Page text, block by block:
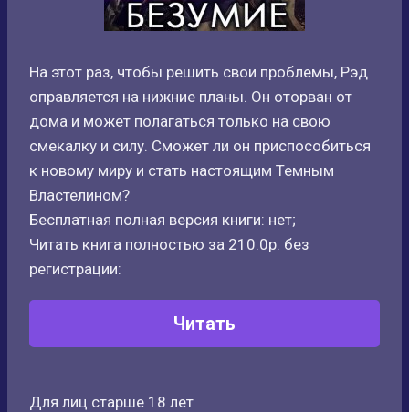
На этот раз, чтобы решить свои проблемы, Рэд
оправляется на нижние планы. Он оторван от
дома и может полагаться только на свою
смекалку и силу. Сможет ли он приспособиться
к новому миру и стать настоящим Темным
Властелином?
Бесплатная полная версия книги: нет;
Читать книга полностью за 210.0р. без
регистрации:
Читать
Для лиц старше 18 лет